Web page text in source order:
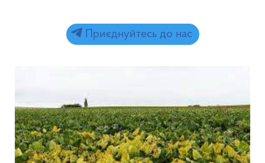
Приєднуйтесь до нас